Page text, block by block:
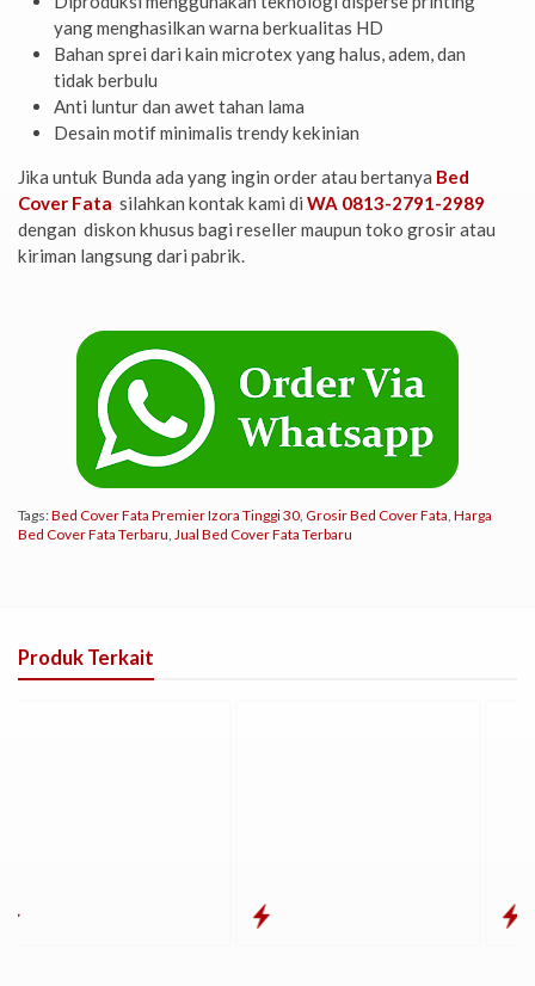
yang menghasilkan warna berkualitas HD
Bahan sprei dari kain microtex yang halus, adem, dan
tidak berbulu
Anti luntur dan awet tahan lama
Desain motif minimalis trendy kekinian
Jika untuk Bunda ada yang ingin order atau bertanya Bed
Cover Fata silahkan kontak kami di WA 0813-2791-2989
dengan diskon khusus bagi reseller maupun toko grosir atau
kiriman langsung dari pabrik.
Tags:Bed Cover Fata Premier Izora Tinggi 30 Grosir Bed Cover Fata Harga
Bed Cover Fata Terbaru Jual Bed Cover Fata Terbaru
Produk Terkait